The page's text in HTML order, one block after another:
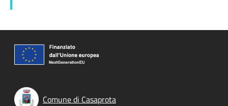
Comune di Casaprota